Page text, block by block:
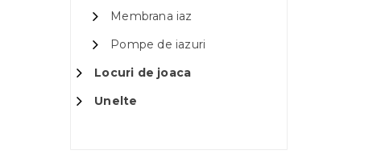
Membrana iaz
Pompe de iazuri
Locuri de joaca
Unelte